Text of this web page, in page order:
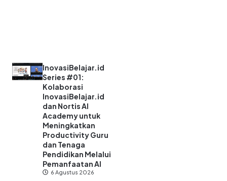
InovasiBelajar.id
Series #01:
Kolaborasi
InovasiBelajar.id
dan Nortis AI
Academy untuk
Meningkatkan
Productivity Guru
dan Tenaga
Pendidikan Melalui
Pemanfaatan AI
6 Agustus 2026